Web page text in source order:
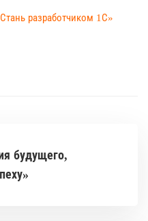
разработчиком 1С»
будущего,